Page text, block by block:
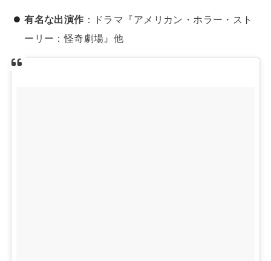
有名な出演作 ：ドラマ『アメリカン・ホラー・スト
ーリー：怪奇劇場』他